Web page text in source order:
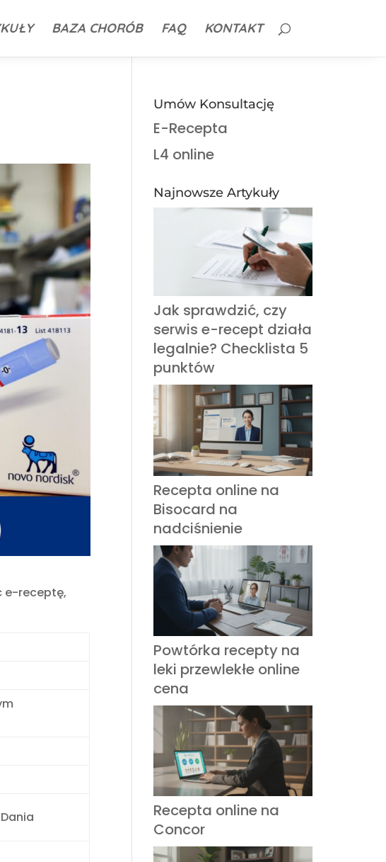
BAZA CHORÓB FAQ KONTAKT
e-receptę,
Umów Konsultację
E-Recepta
L4 online
Najnowsze Artykuły
Jak sprawdzić, czy
serwis e-recept działa
legalnie? Checklista 5
punktów
Recepta online na
Bisocard na
nadciśnienie
Powtórka recepty na
leki przewlekłe online
cena
Recepta online na
Concor